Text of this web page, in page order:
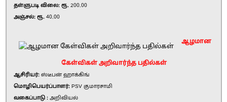
தள்ளுபடி விலை: ரூ. 200.00
அஞ்சல்: ரூ. 40.00
ஆழமான
கேள்விகள் அறிவார்ந்த பதில்கள்
ஆசிரியர்: ஸ்டீபன் ஹாக்கிங்
மொழிபெயர்ப்பாளர்: PSV குமாரசாமி
வகைப்பாடு : அறிவியல்